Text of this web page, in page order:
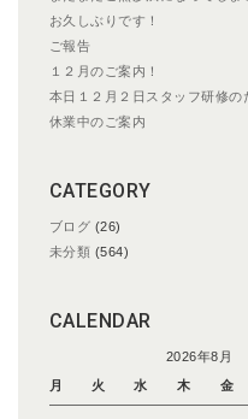
お久しぶりです！
ご報告
１２月のご案内！
本日１２月２日スタッフ研修の
休業中のご案内
CATEGORY
ブログ (26)
未分類 (564)
CALENDAR
2026年8月
月
火 水 木 金